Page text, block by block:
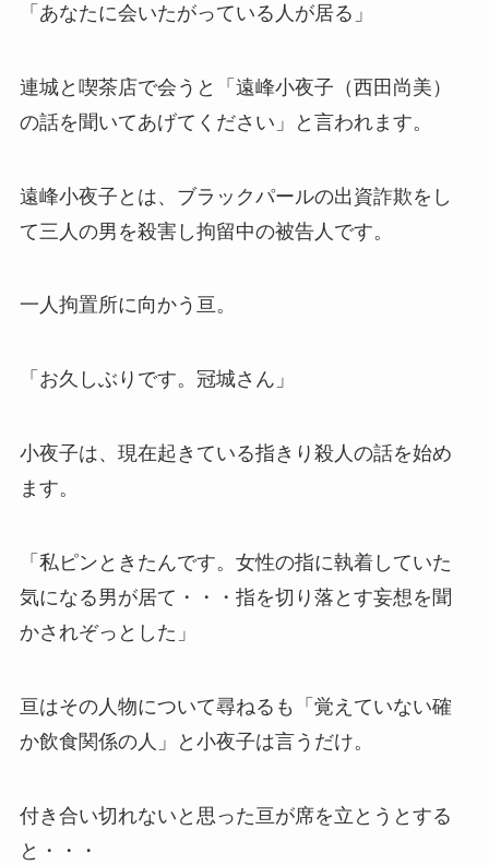
「あなたに会いたがっている人が居る」
連城と喫茶店で会うと「遠峰小夜子（西田尚美）
の話を聞いてあげてください」と言われます。
遠峰小夜子とは、ブラックパールの出資詐欺をし
て三人の男を殺害し拘留中の被告人です。
一人拘置所に向かう亘。
「お久しぶりです。冠城さん」
小夜子は、現在起きている指きり殺人の話を始め
ます。
「私ピンときたんです。女性の指に執着していた
気になる男が居て・・・指を切り落とす妄想を聞
かされぞっとした」
亘はその人物について尋ねるも「覚えていない確
か飲食関係の人」と小夜子は言うだけ。
付き合い切れないと思った亘が席を立とうとする
と・・・